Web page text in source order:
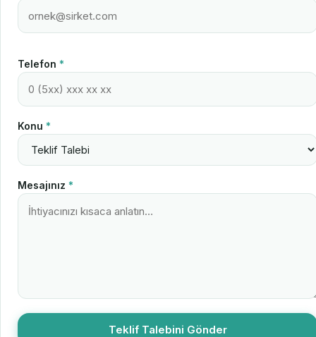
Telefon *
Konu *
Mesajınız *
Teklif Talebini Gönder